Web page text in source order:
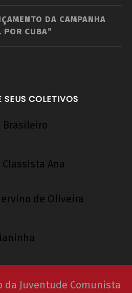
DA CAMPANHA
POR CUBA”
COLETIVOS
Brasileiro
Ana
de Oliveira
da Juventude Comunista